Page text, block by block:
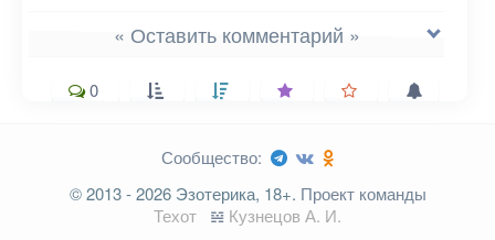
« Оставить комментарий »
Ваш адрес email не будет
опубликован.
Обязательные поля
0
Сообщество:
© 2013 - 2026 Эзотерика, 18+. Проект команды
Техот
𝌴 Кузнецов А. И.